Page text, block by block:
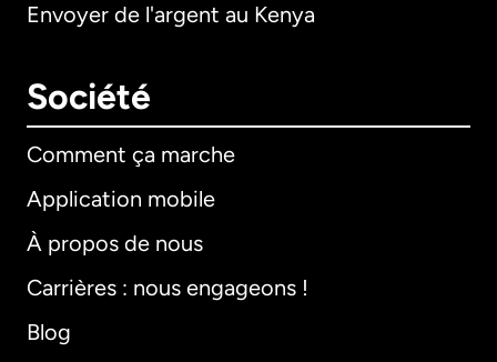
Envoyer de l'argent au Kenya
Société
Comment ça marche
Application mobile
À propos de nous
Carrières : nous engageons !
Blog